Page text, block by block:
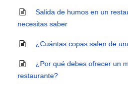
Salida de humos en un
necesitas saber
¿Cuántas copas salen de
¿Por qué debes ofrecer un
restaurante?